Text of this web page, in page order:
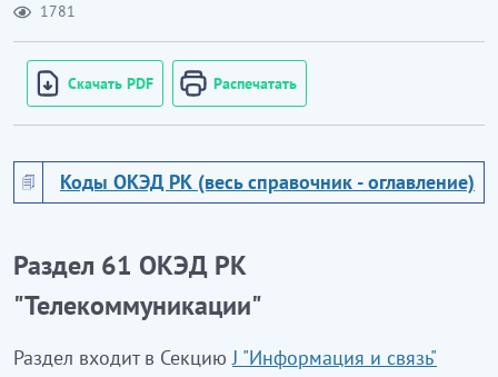
1781
Скачать PDF Распечатать
Коды ОКЭД РК (весь справочник - оглавление)
Раздел 61 ОКЭД РК
"Телекоммуникации"
Раздел входит в СекциюJ "Информация и связь"